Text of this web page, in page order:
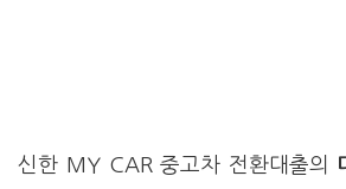
신한 MY CAR 중고차 전환대출의